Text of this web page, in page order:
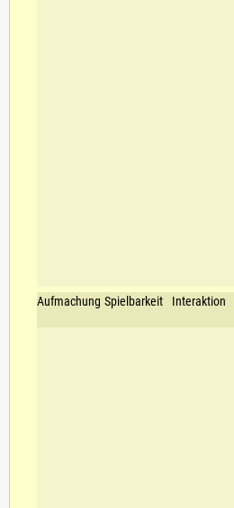
Aufmachung Spielbarkeit Interaktion